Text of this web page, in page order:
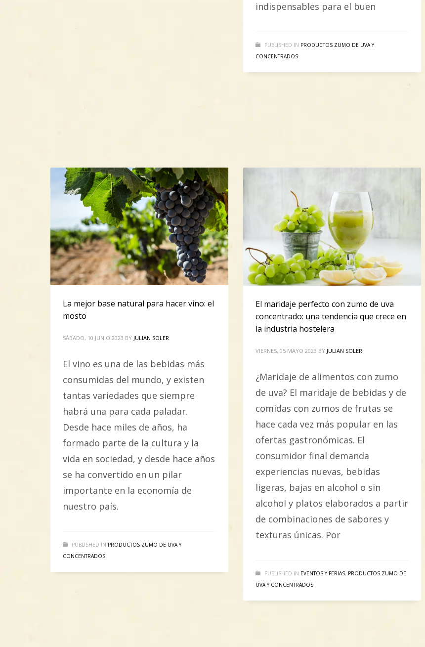
indispensables para el buen
PUBLISHED IN PRODUCTOS ZUMO DE UVA Y
CONCENTRADOS
La mejor base natural para hacer vino: el
mosto
SÁBADO, 10 JUNIO 2023 BY JULIAN SOLER
El vino es una de las bebidas más
consumidas del mundo, y existen
tantas variedades que siempre
habrá una para cada paladar.
Desde hace miles de años, ha
formado parte de la cultura y la
vida en sociedad, y desde hace años
se ha convertido en un pilar
importante en la economía de
nuestro país.
PUBLISHED IN PRODUCTOS ZUMO DE UVA Y
CONCENTRADOS
El maridaje perfecto con zumo de uva
concentrado: una tendencia que crece en
la industria hostelera
VIERNES, 05 MAYO 2023 BY JULIAN SOLER
¿Maridaje de alimentos con zumo
de uva? El maridaje de bebidas y de
comidas con zumos de frutas se
hace cada vez más popular en las
ofertas gastronómicas. El
consumidor final demanda
experiencias nuevas, bebidas
ligeras, bajas en alcohol o sin
alcohol y platos elaborados a partir
de combinaciones de sabores y
texturas únicas. Por
PUBLISHED IN EVENTOS Y FERIAS, PRODUCTOS ZUMO DE
UVA Y CONCENTRADOS